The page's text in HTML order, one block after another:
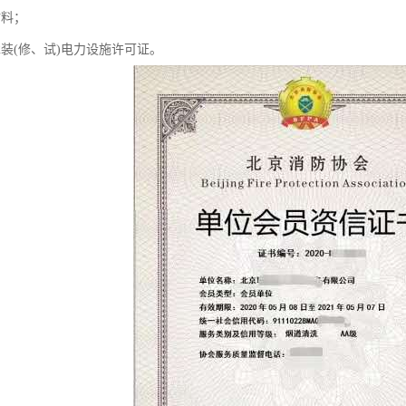
；
(修、试)电力设施许可证。